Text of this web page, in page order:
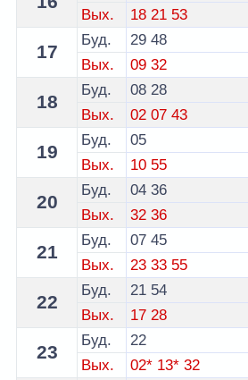
Вых.
18 21 53
17
Буд. 29 48
Вых.
09 32
18
Буд. 08 28
Вых.
02 07 43
19
Буд.
05
Вых.
10 55
20
Буд. 04 36
Вых.
32 36
21
Буд. 07 45
Вых.
23 33 55
22
Буд. 21 54
Вых.
17 28
23
Буд.
22
Вых.
02* 13* 32